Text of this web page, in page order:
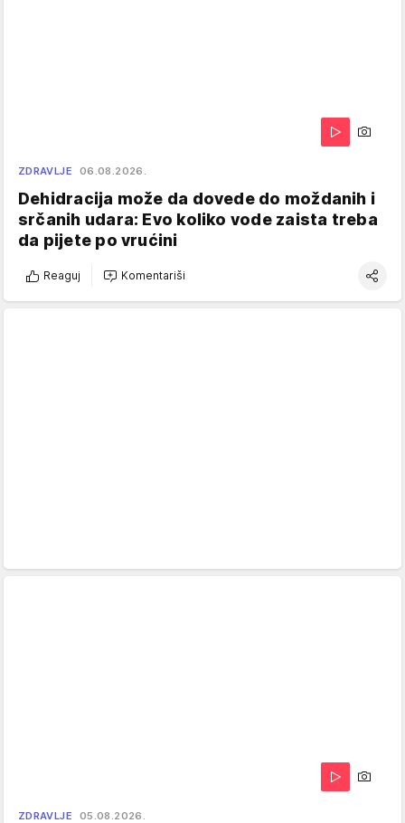
ZDRAVLJE 06.08.2026.
Dehidracija može da dovede do moždanih i
srčanih udara: Evo koliko vode zaista treba
da pijete po vrućini
Reaguj Komentariši
ZDRAVLJE 05.08.2026.